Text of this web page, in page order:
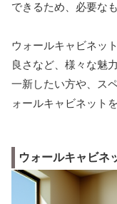
できるため、必要な
ウォールキャビネッ
良さなど、様々な魅
一新したい方や、ス
ォールキャビネット
ウォールキャビネ